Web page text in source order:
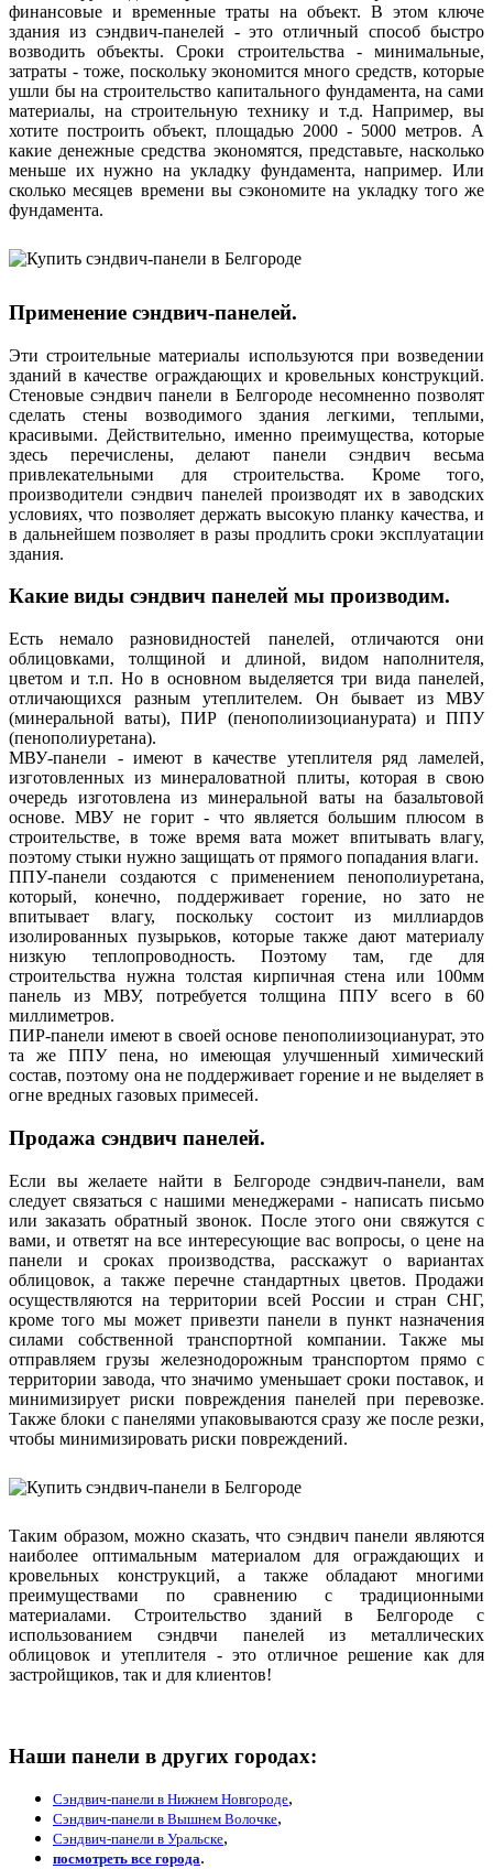
финансовые и временные траты на объект. В этом ключе
здания из сэндвич-панелей - это отличный способ быстро
возводить объекты. Сроки строительства - минимальные,
затраты - тоже, поскольку экономится много средств, которые
ушли бы на строительство капитального фундамента, на сами
материалы, на строительную технику и т.д. Например, вы
хотите построить объект, площадью 2000 - 5000 метров. А
какие денежные средства экономятся, представьте, насколько
меньше их нужно на укладку фундамента, например. Или
сколько месяцев времени вы сэкономите на укладку того же
фундамента.
Применение сэндвич-панелей.
Эти строительные материалы используются при возведении
зданий в качестве ограждающих и кровельных конструкций.
Стеновые сэндвич панели в Белгороде несомненно позволят
сделать стены возводимого здания легкими, теплыми,
красивыми. Действительно, именно преимущества, которые
здесь перечислены, делают панели сэндвич весьма
привлекательными для строительства. Кроме того,
производители сэндвич панелей производят их в заводских
условиях, что позволяет держать высокую планку качества, и
в дальнейшем позволяет в разы продлить сроки эксплуатации
здания.
Какие виды сэндвич панелей мы производим.
Есть немало разновидностей панелей, отличаются они
облицовками, толщиной и длиной, видом наполнителя,
цветом и т.п. Но в основном выделяется три вида панелей,
отличающихся разным утеплителем. Он бывает из МВУ
(минеральной ваты), ПИР (пенополиизоцианурата) и ППУ
(пенополиуретана).
МВУ-панели - имеют в качестве утеплителя ряд ламелей,
изготовленных из минераловатной плиты, которая в свою
очередь изготовлена из минеральной ваты на базальтовой
основе. МВУ не горит - что является большим плюсом в
строительстве, в тоже время вата может впитывать влагу,
поэтому стыки нужно защищать от прямого попадания влаги.
ППУ-панели создаются с применением пенополиуретана,
который, конечно, поддерживает горение, но зато не
впитывает влагу, поскольку состоит из миллиардов
изолированных пузырьков, которые также дают материалу
низкую теплопроводность. Поэтому там, где для
строительства нужна толстая кирпичная стена или 100мм
панель из МВУ, потребуется толщина ППУ всего в 60
миллиметров.
ПИР-панели имеют в своей основе пенополиизоцианурат, это
та же ППУ пена, но имеющая улучшенный химический
состав, поэтому она не поддерживает горение и не выделяет в
огне вредных газовых примесей.
Продажа сэндвич панелей.
Если вы желаете найти в Белгороде сэндвич-панели, вам
следует связаться с нашими менеджерами - написать письмо
или заказать обратный звонок. После этого они свяжутся с
вами, и ответят на все интересующие вас вопросы, о цене на
панели и сроках производства, расскажут о вариантах
облицовок, а также перечне стандартных цветов. Продажи
осуществляются на территории всей России и стран СНГ,
кроме того мы может привезти панели в пункт назначения
силами собственной транспортной компании. Также мы
отправляем грузы железнодорожным транспортом прямо с
территории завода, что значимо уменьшает сроки поставок, и
минимизирует риски повреждения панелей при перевозке.
Также блоки с панелями упаковываются сразу же после резки,
чтобы минимизировать риски повреждений.
Таким образом, можно сказать, что сэндвич панели являются
наиболее оптимальным материалом для ограждающих и
кровельных конструкций, а также обладают многими
преимуществами по сравнению с традиционными
материалами. Строительство зданий в Белгороде с
использованием сэндвчи панелей из металлических
облицовок и утеплителя - это отличное решение как для
застройщиков, так и для клиентов!
Наши панели в других городах:
Сэндвич-панели в Нижнем Новгороде,
Сэндвич-панели в Вышнем Волочке,
Сэндвич-панели в Уральске,
посмотреть все города.